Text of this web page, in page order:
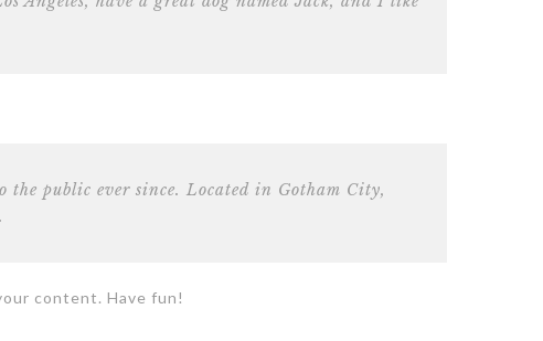
the public ever since. Located in Gotham City,
content. Have fun!